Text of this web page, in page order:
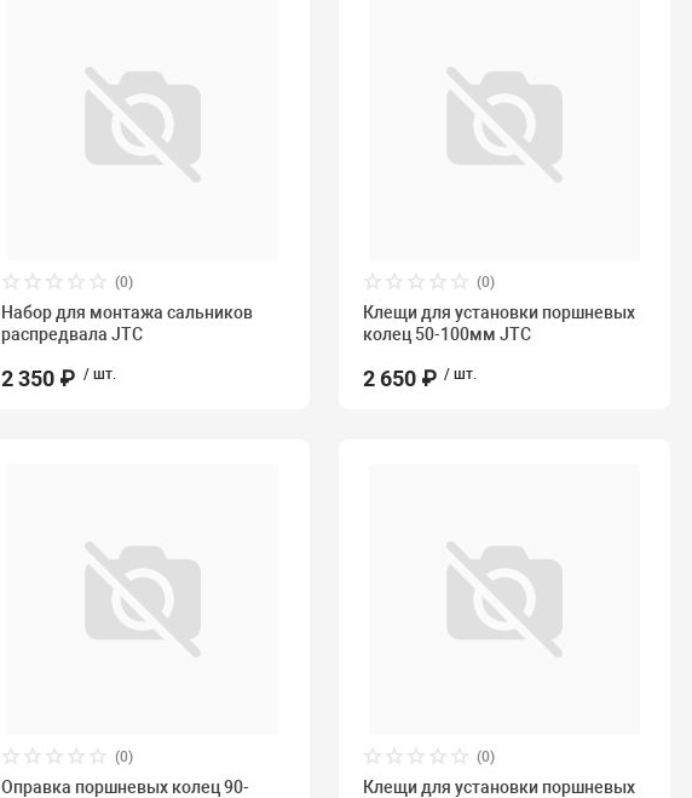
(0)
Набор для монтажа сальников
распредвала JTC
2 350 ₽ / шт.
(0)
Клещи для установки поршневых
колец 50-100мм JTC
2 650 ₽ / шт.
(0)
Оправка поршневых колец 90-
(0)
Клещи для установки поршневых